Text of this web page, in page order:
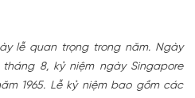
lễ quan trọng trong năm. Ngày
8, kỷ niệm ngày Singapore
1965. Lễ kỷ niệm bao gồm các